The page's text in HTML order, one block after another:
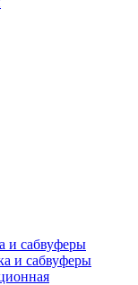
и сабвуферы
и сабвуферы